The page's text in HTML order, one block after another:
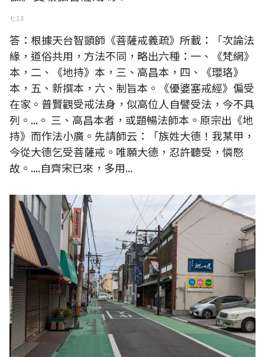
七 13
答：根據天台智顗師《菩薩戒義疏》所載：「次論法
緣，道俗共用，方法不同，略出六種：一、《梵網》
本，二、《地持》本，三、高昌本，四、《瓔珞》
本，五、新撰本，六、制旨本。《優婆塞戒經》偏受
在家。普賢觀受戒法身，似高位人自譬受法，今不具
列。...。 三、高昌本者，或題暢法師本。原宗出《地
持》而作法小廣。先請師云：「族姓大德！我某甲，
今從大德乞受菩薩戒。唯願大德，忍許聽受，憐愍
故。....自齊宋已來，多用...